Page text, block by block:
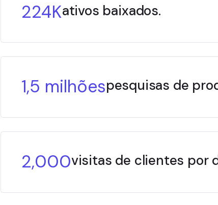
224Kativos baixados.
1,5 milhõespesquisas de
2,000visitas de clientes por